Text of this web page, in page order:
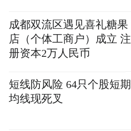
成都双流区遇见喜礼糖果
店（个体工商户）成立 注
册资本2万人民币
短线防风险 64只个股短期
均线现死叉